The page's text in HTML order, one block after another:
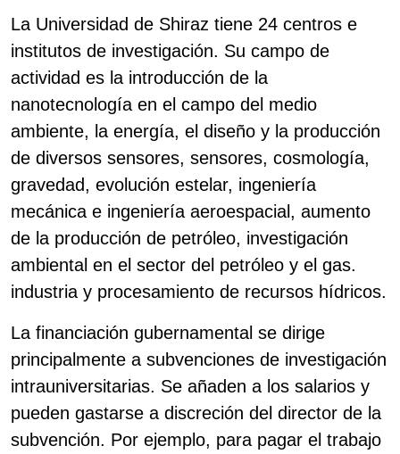
La Universidad de Shiraz tiene 24 centros e
institutos de investigación. Su campo de
actividad es la introducción de la
nanotecnología en el campo del medio
ambiente, la energía, el diseño y la producción
de diversos sensores, sensores, cosmología,
gravedad, evolución estelar, ingeniería
mecánica e ingeniería aeroespacial, aumento
de la producción de petróleo, investigación
ambiental en el sector del petróleo y el gas.
industria y procesamiento de recursos hídricos.
La financiación gubernamental se dirige
principalmente a subvenciones de investigación
intrauniversitarias. Se añaden a los salarios y
pueden gastarse a discreción del director de la
subvención. Por ejemplo, para pagar el trabajo